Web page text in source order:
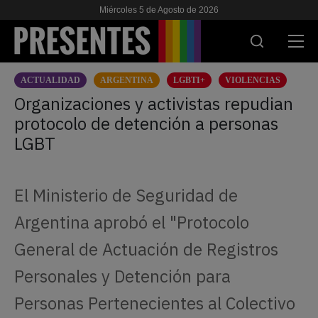
Miércoles 5 de Agosto de 2026
ACTUALIDAD
INVESTIGACIONES
ESCUELA
NOSOTRES
APOYANOS
ACTUALIDAD ARGENTINA LGBTI+ VIOLENCIAS
Organizaciones y activistas repudian
protocolo de detención a personas
LGBT
El Ministerio de Seguridad de
Argentina aprobó el "Protocolo
General de Actuación de Registros
Personales y Detención para
Personas Pertenecientes al Colectivo